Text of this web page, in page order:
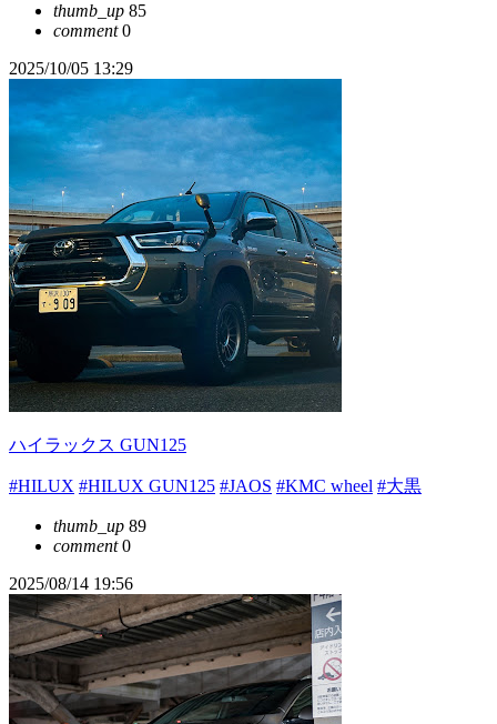
thumb_up 85
comment0
2025/10/05 13:29
ハイラックス GUN125
#HILUX #HILUX GUN125 #JAOS #KMC wheel #大黒
thumb_up 89
comment0
2025/08/14 19:56